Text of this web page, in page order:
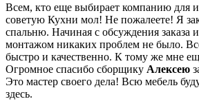
Всем, кто еще выбирает компанию для
советую Кухни мол! Не пожалеете! Я
спальню. Начиная с обсуждения заказа
монтажом никаких проблем не было.
быстро и качественно. К тому же мне
Огромное спасибо сборщику Алексею
Это мастер своего дела! Всю мебель
здесь.